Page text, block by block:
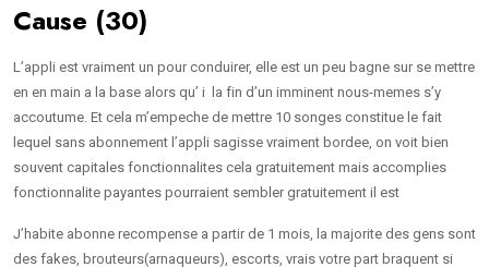
Cause (30)
L’appli est vraiment un pour conduirer, elle est un peu bagne sur se mettre
en en main a la base alors qu’ i la fin d’un imminent nous-memes s’y
accoutume. Et cela m’empeche de mettre 10 songes constitue le fait
lequel sans abonnement l’appli sagisse vraiment bordee, on voit bien
souvent capitales fonctionnalites cela gratuitement mais accomplies
fonctionnalite payantes pourraient sembler gratuitement il est
J’habite abonne recompense a partir de 1 mois, la majorite des gens sont
des fakes, brouteurs(arnaqueurs), escorts, vrais votre part braquent si